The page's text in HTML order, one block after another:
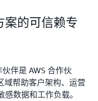
案的可信赖专
伴是 AWS 合作伙
域帮助客户架构、运营
数据和工作负载。